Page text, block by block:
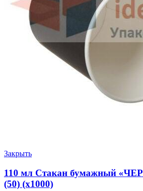
Закрыть
110 мл Стакан бумажный
(50) (х1000)